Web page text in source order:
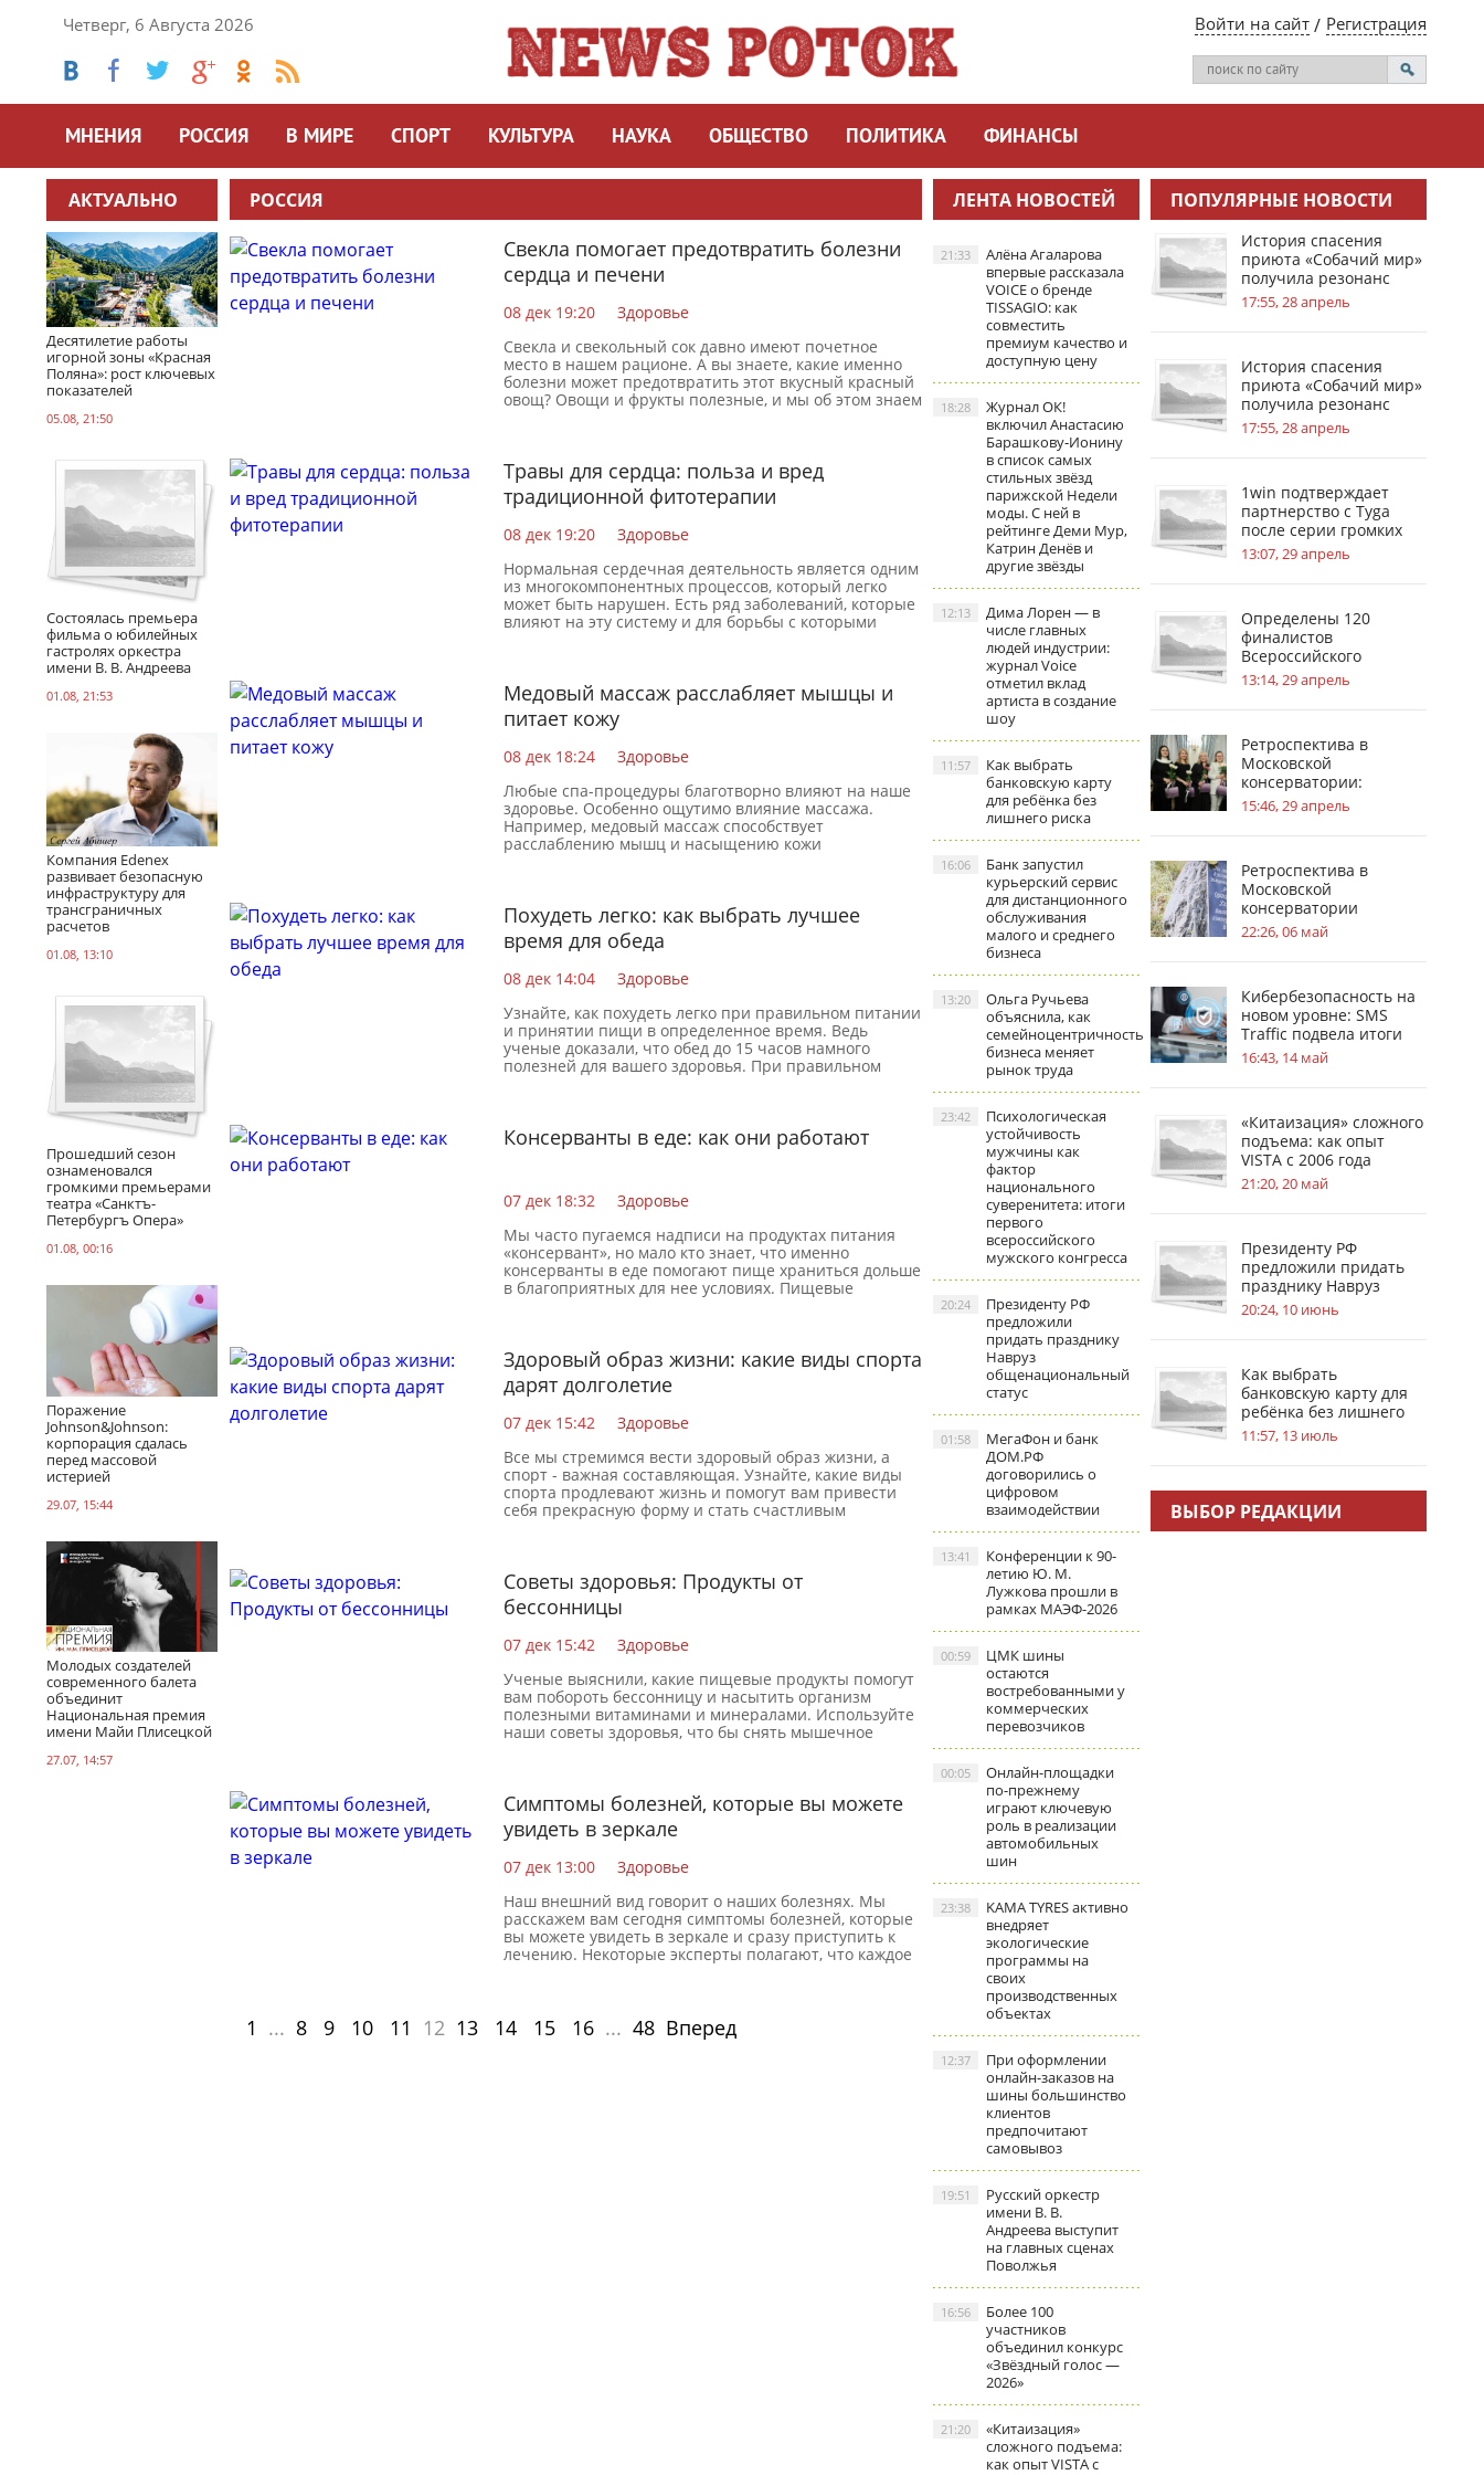
Четверг, 6 Августа 2026 Войти на сайт Регистрация
МНЕНИЯ РОССИЯ В МИРЕ СПОРТ КУЛЬТУРА НАУКА ОБЩЕСТВО ПОЛИТИКА ФИНАНСЫ
АКТУАЛЬНО
Десятилетие работы
игорной зоны «Красная
Поляна»: рост ключевых
показателей
05.08, 21:50
Состоялась премьера
фильма о юбилейных
гастролях оркестра
имени В. В. Андреева
01.08, 21:53
Компания Edenex
развивает безопасную
инфраструктуру для
трансграничных
расчетов
01.08, 13:10
Прошедший сезон
ознаменовался
громкими премьерами
театра «Санктъ-
Петербургъ Опера»
01.08, 00:16
Поражение
Johnson&Johnson:
корпорация сдалась
перед массовой
истерией
29.07, 15:44
Молодых создателей
современного балета
объединит
Национальная премия
имени Майи Плисецкой
27.07, 14:57
РОССИЯ
Свекла помогает предотвратить болезни
сердца и печени
08 дек 19:20
Здоровье
Свекла и свекольный сок давно имеют почетное
место в нашем рационе. А вы знаете, какие именно
болезни может предотвратить этот вкусный красный
овощ? Овощи и фрукты полезные, и мы об этом знаем
Травы для сердца: польза и вред
традиционной фитотерапии
08 дек 19:20
Здоровье
Нормальная сердечная деятельность является одним
из многокомпонентных процессов, который легко
может быть нарушен. Есть ряд заболеваний, которые
влияют на эту систему и для борьбы с которыми
Медовый массаж расслабляет мышцы и
питает кожу
08 дек 18:24
Здоровье
Любые спа-процедуры благотворно влияют на наше
здоровье. Особенно ощутимо влияние массажа.
Например, медовый массаж способствует
расслаблению мышц и насыщению кожи
Похудеть легко: как выбрать лучшее
время для обеда
08 дек 14:04
Здоровье
Узнайте, как похудеть легко при правильном питании
и принятии пищи в определенное время. Ведь
ученые доказали, что обед до 15 часов намного
полезней для вашего здоровья. При правильном
Консерванты в еде: как они работают
07 дек 18:32
Здоровье
Мы часто пугаемся надписи на продуктах питания
«консервант», но мало кто знает, что именно
консерванты в еде помогают пище храниться дольше
в благоприятных для нее условиях. Пищевые
Здоровый образ жизни: какие виды спорта
дарят долголетие
07 дек 15:42
Здоровье
Все мы стремимся вести здоровый образ жизни, а
спорт - важная составляющая. Узнайте, какие виды
спорта продлевают жизнь и помогут вам привести
себя прекрасную форму и стать счастливым
Советы здоровья: Продукты от
бессонницы
07 дек 15:42
Здоровье
Ученые выяснили, какие пищевые продукты помогут
вам побороть бессонницу и насытить организм
полезными витаминами и минералами. Используйте
наши советы здоровья, что бы снять мышечное
Симптомы болезней, которые вы можете
увидеть в зеркале
07 дек 13:00
Здоровье
Наш внешний вид говорит о наших болезнях. Мы
расскажем вам сегодня симптомы болезней, которые
вы можете увидеть в зеркале и сразу приступить к
лечению. Некоторые эксперты полагают, что каждое
1 ... 8 9 10 11 12 13 14 15 16 ... 48 Вперед
ЛЕНТА НОВОСТЕЙ
Алёна Агаларова
впервые рассказала
VOICE о бренде
TISSAGIO: как
совместить
премиум качество и
доступную цену
21:33
Журнал ОК!
включил Анастасию
Барашкову‑Ионину
в список самых
стильных звёзд
парижской Недели
моды. С ней в
рейтинге Деми Мур,
Катрин Денёв и
другие звёзды
18:28
Дима Лорен — в
числе главных
людей индустрии:
журнал Voice
отметил вклад
артиста в создание
шоу
12:13
Как выбрать
банковскую карту
для ребёнка без
лишнего риска
11:57
Банк запустил
курьерский сервис
для дистанционного
обслуживания
малого и среднего
бизнеса
16:06
Ольга Ручьева
объяснила, как
семейноцентричность
бизнеса меняет
рынок труда
13:20
Психологическая
устойчивость
мужчины как
фактор
национального
суверенитета: итоги
первого
всероссийского
мужского конгресса
23:42
Президенту РФ
предложили
придать празднику
Навруз
общенациональный
статус
20:24
МегаФон и банк
ДОМ.РФ
договорились о
цифровом
взаимодействии
01:58
Конференции к 90-
летию Ю. М.
Лужкова прошли в
рамках МАЭФ-2026
13:41
ЦМК шины
остаются
востребованными у
коммерческих
перевозчиков
00:59
Онлайн-площадки
по-прежнему
играют ключевую
роль в реализации
автомобильных
шин
00:05
KAMA TYRES активно
внедряет
экологические
программы на
своих
производственных
объектах
23:38
При оформлении
онлайн-заказов на
шины большинство
клиентов
предпочитают
самовывоз
12:37
Русский оркестр
имени В. В.
Андреева выступит
на главных сценах
Поволжья
19:51
Более 100
участников
объединил конкурс
«Звёздный голос —
2026»
16:56
«Китаизация»
сложного подъема:
как опыт VISTA с
21:20
ПОПУЛЯРНЫЕ НОВОСТИ
История спасения
приюта «Собачий мир»
получила резонанс
благодаря 1win
17:55, 28 апрель
История спасения
приюта «Собачий мир»
получила резонанс
благодаря 1win
17:55, 28 апрель
1win подтверждает
партнерство с Tyga
после серии громких
инсайдов
13:07, 29 апрель
Определены 120
финалистов
Всероссийского
инженерного конкурса
13:14, 29 апрель
Ретроспектива в
Московской
консерватории:
география судьбы П. И.
Чайковского
15:46, 29 апрель
Ретроспектива в
Московской
консерватории
посвящена усадьбам в
жизни С.В.
22:26, 06 май
Кибербезопасность на
новом уровне: SMS
Traffic подвела итоги
обновлений
16:43, 14 май
«Китаизация» сложного
подъема: как опыт
VISTA с 2006 года
меняет стандарты
безопасности на
21:20, 20 май
Президенту РФ
предложили придать
празднику Навруз
общенациональный
статус
20:24, 10 июнь
Как выбрать
банковскую карту для
ребёнка без лишнего
риска
11:57, 13 июль
ВЫБОР РЕДАКЦИИ